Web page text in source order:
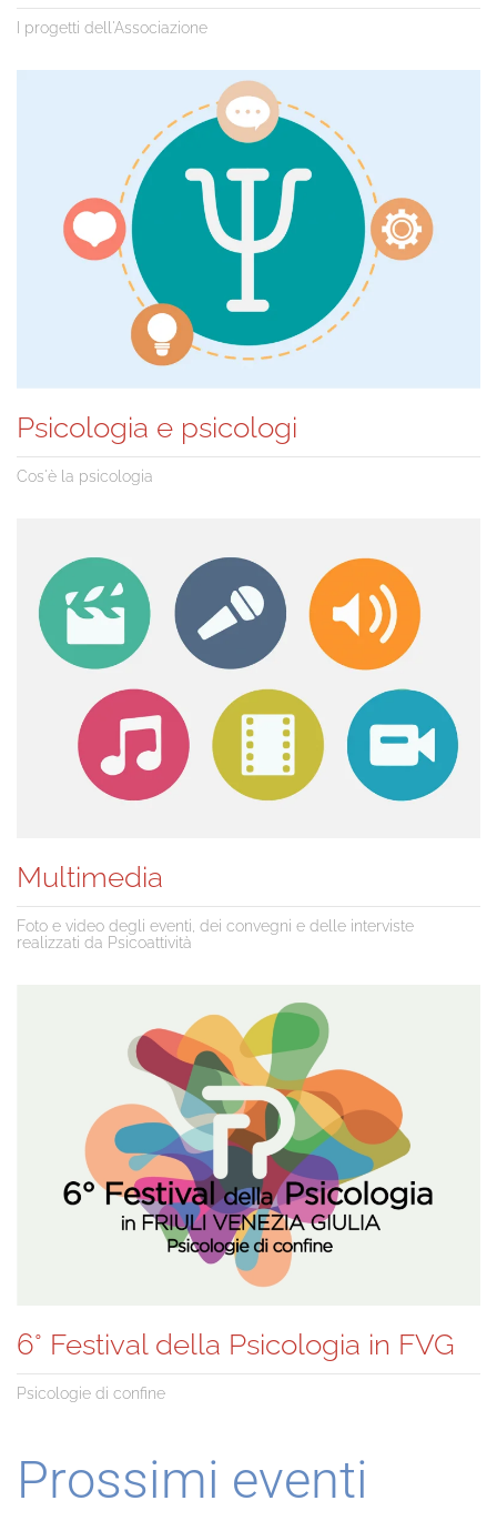
I progetti dell'Associazione
Psicologia e psicologi
Cos'è la psicologia
Multimedia
Foto e video degli eventi, dei convegni e delle interviste
realizzati da Psicoattività
6° Festival della Psicologia in FVG
Psicologie di confine
Prossimi eventi